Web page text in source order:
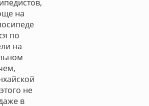
на
по
на
не
в